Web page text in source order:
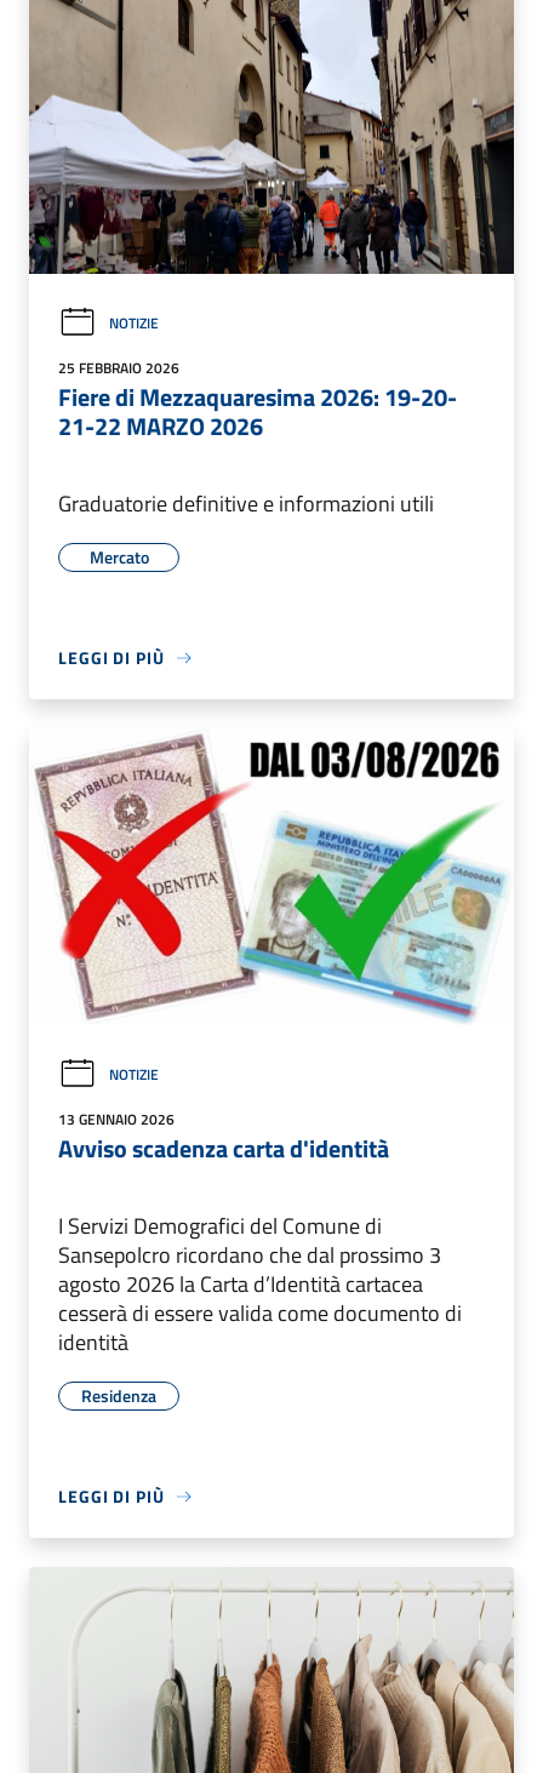
NOTIZIE
25 FEBBRAIO 2026
Fiere di Mezzaquaresima 2026: 19-20-
21-22 MARZO 2026
Graduatorie definitive e informazioni utili
Mercato
LEGGI DI PIÙ
NOTIZIE
13 GENNAIO 2026
Avviso scadenza carta d'identità
I Servizi Demografici del Comune di
Sansepolcro ricordano che dal prossimo 3
agosto 2026 la Carta d’Identità cartacea
cesserà di essere valida come documento di
identità
Residenza
LEGGI DI PIÙ